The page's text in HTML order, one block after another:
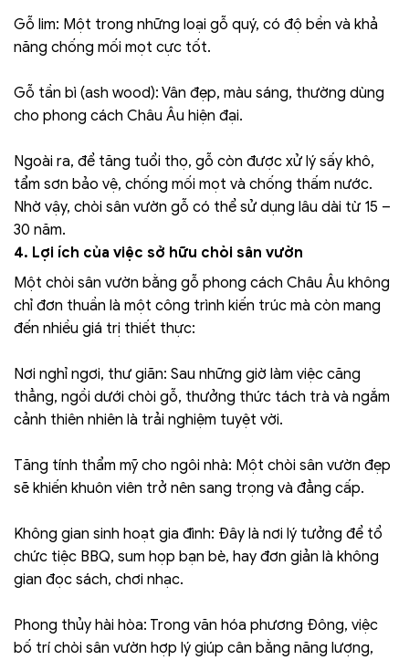
Gỗ lim: Một trong những loại gỗ quý, có độ bền và khả
năng chống mối mọt cực tốt.
Gỗ tần bì (ash wood): Vân đẹp, màu sáng, thường dùng
cho phong cách Châu Âu hiện đại.
Ngoài ra, để tăng tuổi thọ, gỗ còn được xử lý sấy khô,
tẩm sơn bảo vệ, chống mối mọt và chống thấm nước.
Nhờ vậy, chòi sân vườn gỗ có thể sử dụng lâu dài từ 15 –
30 năm.
4. Lợi ích của việc sở hữu chòi sân vườn
Một chòi sân vườn bằng gỗ phong cách Châu Âu không
chỉ đơn thuần là một công trình kiến trúc mà còn mang
đến nhiều giá trị thiết thực:
Nơi nghỉ ngơi, thư giãn: Sau những giờ làm việc căng
thẳng, ngồi dưới chòi gỗ, thưởng thức tách trà và ngắm
cảnh thiên nhiên là trải nghiệm tuyệt vời.
Tăng tính thẩm mỹ cho ngôi nhà: Một chòi sân vườn đẹp
sẽ khiến khuôn viên trở nên sang trọng và đẳng cấp.
Không gian sinh hoạt gia đình: Đây là nơi lý tưởng để tổ
chức tiệc BBQ, sum họp bạn bè, hay đơn giản là không
gian đọc sách, chơi nhạc.
Phong thủy hài hòa: Trong văn hóa phương Đông, việc
bố trí chòi sân vườn hợp lý giúp cân bằng năng lượng,